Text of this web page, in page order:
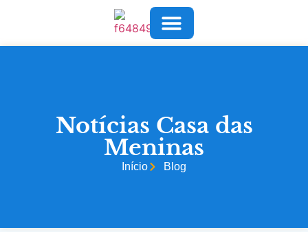
Notícias Casa das
Meninas
Início Blog